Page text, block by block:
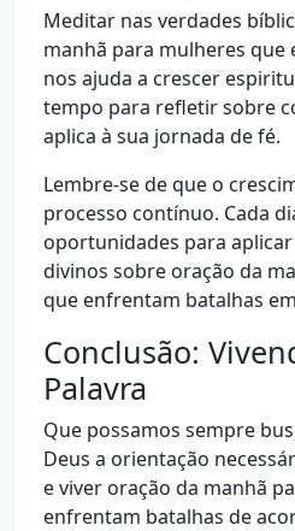
Meditar nas verdades
manhã para mulheres
nos ajuda a crescer
tempo para refletir sobre
aplica à sua jornada de fé.
Lembre-se de que o
processo contínuo. Cada
oportunidades para
divinos sobre oração da
que enfrentam batalhas
Conclusão:
Palavra
Que possamos sempre
Deus a orientação
e viver oração da manhã
enfrentam batalhas de